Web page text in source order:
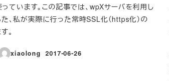
っています。この記事では、wpXサーバを利用し
、私が実際に行った常時SSL化（https化）の
。
xiaolong
投稿日
2017-06-26